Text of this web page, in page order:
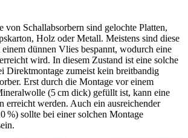
von Schallabsorbern sind gelochte Platten,
Holz oder Metall. Meistens sind diese
dünnen Vlies bespannt, wodurch eine
wird. In diesem Zustand ist eine solche
Direktmontage zumeist kein breitbandig
Erst durch die Montage vor einem
(5 cm dick) gefüllt ist, kann eine
erreicht werden. Auch ein ausreichender
%) sollte bei einer solchen Montage